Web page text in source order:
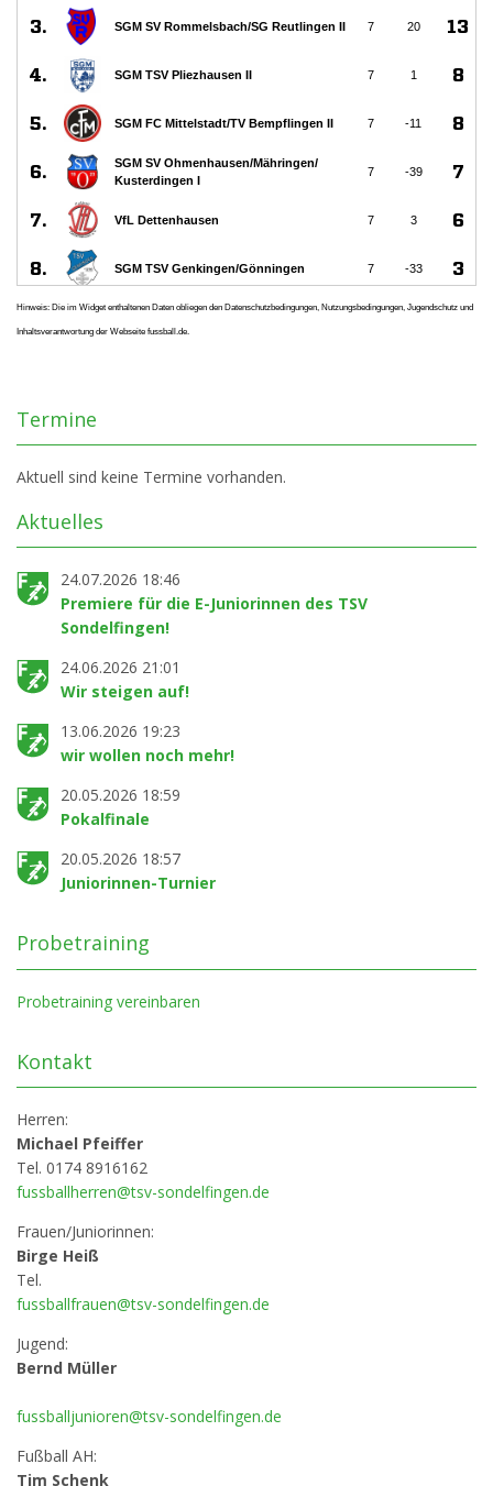
Hinweis: Die im Widget enthaltenen Daten obliegen den Datenschutzbedingungen, Nutzungsbedingungen, Jugendschutz und
Inhaltsverantwortung der Webseite fussball.de.
Termine
Aktuell sind keine Termine vorhanden.
Aktuelles
24.07.2026 18:46
Premiere für die E-Juniorinnen des TSV
Sondelfingen!
24.06.2026 21:01
Wir steigen auf!
13.06.2026 19:23
wir wollen noch mehr!
20.05.2026 18:59
Pokalfinale
20.05.2026 18:57
Juniorinnen-Turnier
Probetraining
Probetraining vereinbaren
Kontakt
Herren:
Michael Pfeiffer
Tel. 0174 8916162
fussballherren@tsv-sondelfingen.de
Frauen/Juniorinnen:
Birge Heiß
Tel.
fussballfrauen@tsv-sondelfingen.de
Jugend:
Bernd Müller
fussballjunioren@tsv-sondelfingen.de
Fußball AH:
Tim Schenk